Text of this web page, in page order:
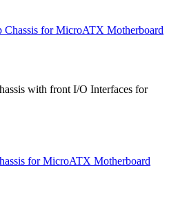
Chassis for MicroATX Motherboard
with front I/O Interfaces for
for MicroATX Motherboard